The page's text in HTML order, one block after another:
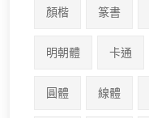
顏楷 篆書
明朝體 卡通
圓體 線體